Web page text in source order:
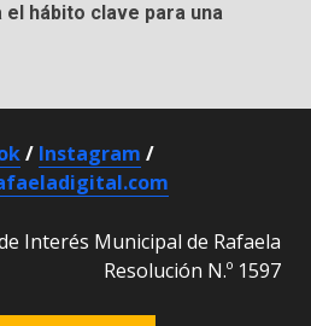
hábito clave para una
/ Instagram /
Interés Municipal de Rafaela
Resolución N.º 1597